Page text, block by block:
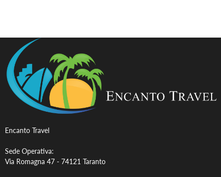
Encanto Travel
Sede Operativa:
Via Romagna 47 - 74121 Taranto